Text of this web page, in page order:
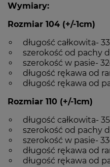
Wymiary:
Rozmiar 104 (+/-1cm)
długość całkowita-
szerokość od pachy
szerokość w pasie-
długość rękawa od
długość rękawa od
Rozmiar 110 (+/-1cm)
długość całkowita-
szerokość od pachy
szerokość w pasie-
długość rękawa od
długość rękawa od